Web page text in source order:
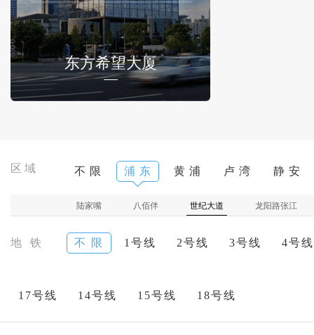
东方希望大厦
区域 不 限 浦 东 黄 浦 卢 湾 静 安
陆家嘴 八佰伴 世纪大道 龙阳路张江
地 铁 不 限 1号线 2号线 3号线 4号线
17号线 14号线 15号线 18号线